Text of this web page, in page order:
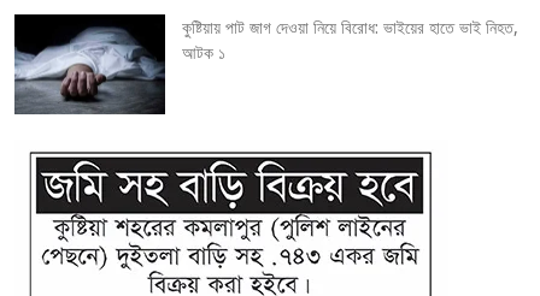
কুষ্টিয়ায় পাট জাগ দেওয়া নিয়ে বিরোধ: ভাইয়ের হাতে ভাই নিহত,
আটক ১